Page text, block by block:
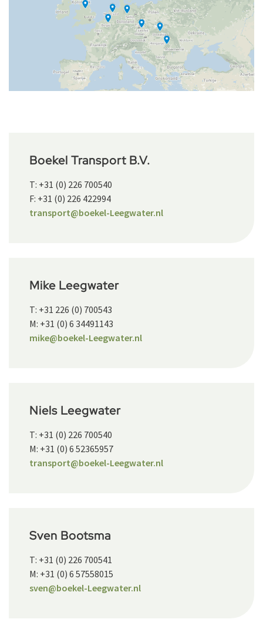
Boekel Transport B.V.
T: +31 (0) 226 700540
F: +31 (0) 226 422994
transport@boekel-Leegwater.nl
Mike Leegwater
T: +31 226 (0) 700543
M: +31 (0) 6 34491143
mike@boekel-Leegwater.nl
Niels Leegwater
T: +31 (0) 226 700540
M: +31 (0) 6 52365957
transport@boekel-Leegwater.nl
Sven Bootsma
T: +31 (0) 226 700541
M: +31 (0) 6 57558015
sven@boekel-Leegwater.nl